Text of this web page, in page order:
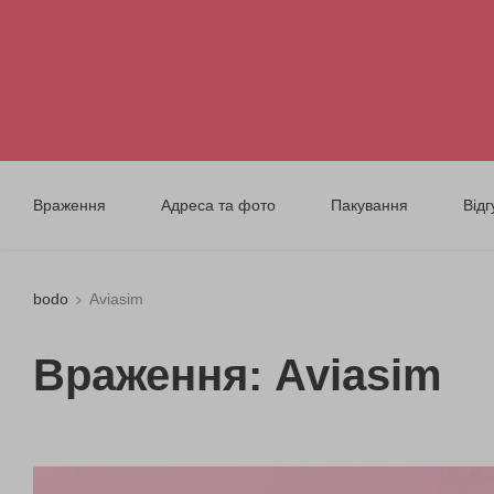
Враження Адреса та фото Пакування
bodo Aviasim
Враження: Aviasim